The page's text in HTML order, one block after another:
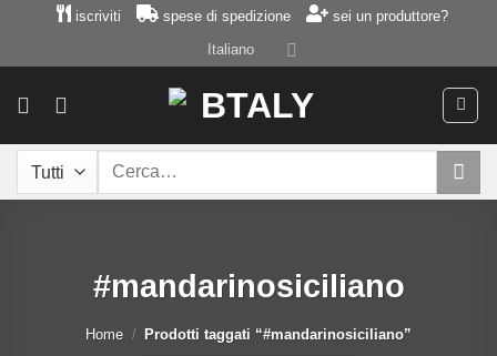
contenuti
iscriviti spese di spedizione
sei un produttore?
Italiano
Cerca:
#mandarinosiciliano
Home / Prodotti taggati “#mandarinosiciliano”